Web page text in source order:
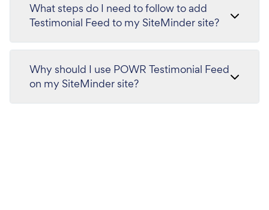
What steps do I need to follow to add
Testimonial Feed to my SiteMinder site?
Why should I use POWR Testimonial Feed
on my SiteMinder site?